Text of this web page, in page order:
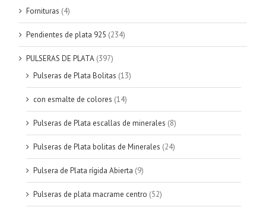
Fornituras (4)
Pendientes de plata 925 (234)
PULSERAS DE PLATA (397)
Pulseras de Plata Bolitas (13)
con esmalte de colores (14)
Pulseras de Plata escallas de minerales (8)
Pulseras de Plata bolitas de Minerales (24)
Pulsera de Plata rígida Abierta (9)
Pulseras de plata macrame centro (52)